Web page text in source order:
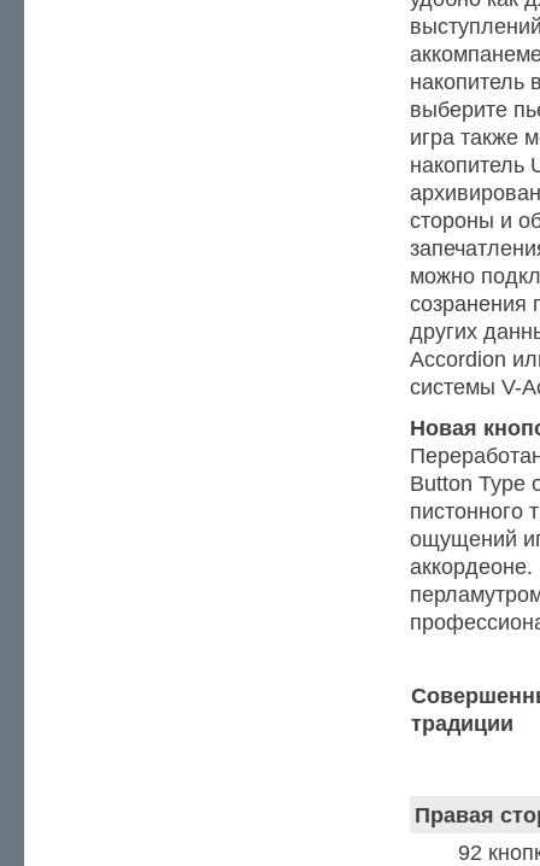
накопитель
выберите
игра также
накопитель
стороны и
можно
созранения
других
Accordion
системы V-
Новая
Button Type
пистонного
ощущений
аккордеоне.
традиции
Правая
92